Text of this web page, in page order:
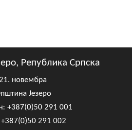
Република Српска
новембра
Језеро
+387(0)50 291 001
291 002